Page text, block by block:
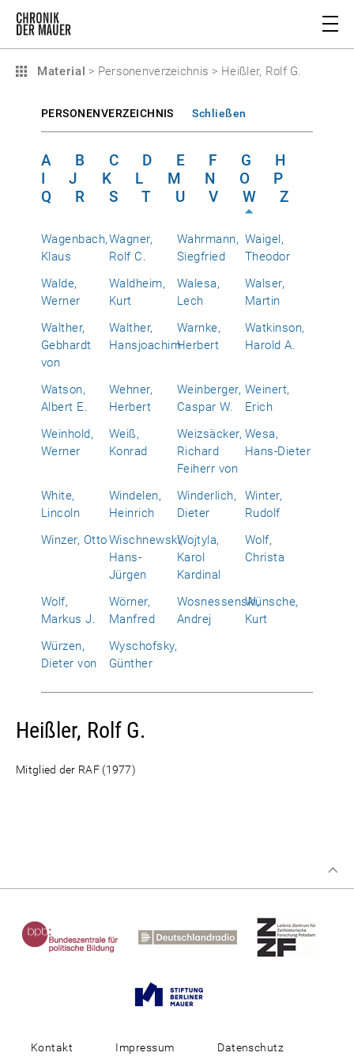
Material > Personenverzeichnis > Heißler, Rolf G.
PERSONENVERZEICHNIS Schließen
A B C D E F G
H
I
J K L M N O
P
Q
R S T U V W Z
Wagenbach,
Klaus
Wagner,
Rolf C.
Wahrmann,
Siegfried
Waigel,
Theodor
Walde,
Werner
Waldheim,
Kurt
Walesa,
Lech
Walser,
Martin
Walther,
Gebhardt
von
Walther,
Hansjoachim
Warnke,
Herbert
Watkinson,
Harold A.
Watson,
Albert E.
Wehner,
Herbert
Weinberger,
Caspar W.
Weinert,
Erich
Weinhold,
Werner
Weiß,
Konrad
Weizsäcker,
Richard
Feiherr von
Wesa,
Hans-Dieter
White,
Lincoln
Windelen,
Heinrich
Winderlich,
Dieter
Winter,
Rudolf
Winzer, OttoWischnewski,
Hans-
Jürgen
Wojtyla,
Karol
Kardinal
Wolf,
Christa
Wolf,
Markus J.
Wörner,
Manfred
Wosnessenski,
Andrej
Wünsche,
Kurt
Würzen,
Dieter von
Wyschofsky,
Günther
Heißler, Rolf G.
Mitglied der RAF (1977)
Kontakt Impressum Datenschutz